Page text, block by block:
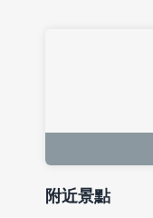
附近景點